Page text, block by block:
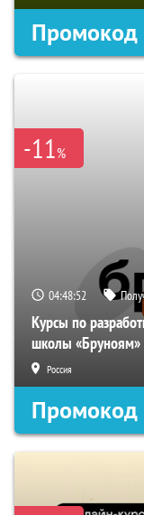
Промокод
-11%
04:48:51
Курсы по
школы «Бруноям»
Россия
Промокод